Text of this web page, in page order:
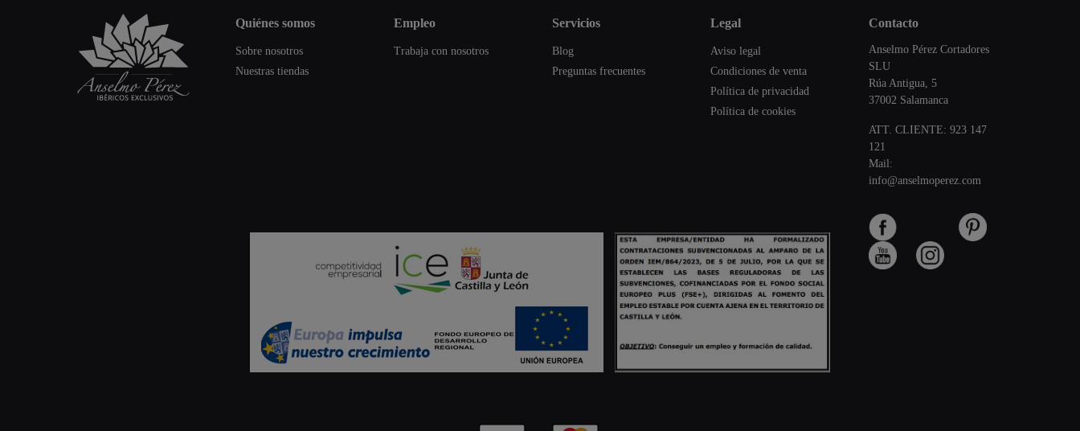
quiénes somos
Sobre nosotros
Nuestras tiendas
empleo
Trabaja con nosotros
servicios
Blog
Preguntas frecuentes
legal
Aviso legal
Condiciones de venta
Política de privacidad
Política de cookies
contacto
Anselmo Pérez Cortadores
SLU
Rúa Antigua, 5
37002 Salamanca
ATT. CLIENTE: 923 147
121
Mail:
info@anselmoperez.com